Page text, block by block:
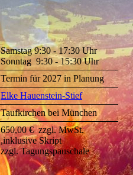
Samstag 9:30 - 17:30 Uhr
Sonntag 9:30 - 15:30 Uhr
Termin für 2027 in Planung
Elke Hauenstein-Stief
Taufkirchen bei München
650,00 € zzgl. MwSt.
,inklusive Skript
zzgl. Tagungspauschale